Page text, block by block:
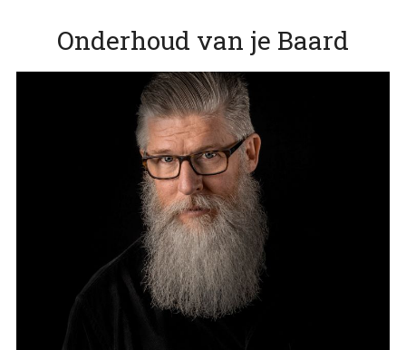
Onderhoud van je Baard